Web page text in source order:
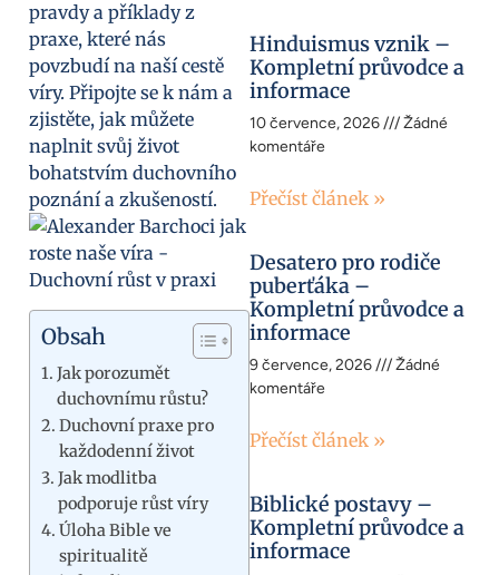
pravdy a příklady z
praxe, které nás
povzbudí na naší cestě
víry. Připojte se k nám a
zjistěte, jak můžete
naplnit svůj život
bohatstvím duchovního
poznání a zkušeností.
Obsah
Jak porozumět
duchovnímu růstu?
Duchovní praxe pro
každodenní život
Jak modlitba
podporuje růst víry
Úloha Bible ve
spiritualitě
Hinduismus vznik –
Kompletní průvodce a
informace
10 července, 2026
Žádné
komentáře
Přečíst článek »
Desatero pro rodiče
puberťáka –
Kompletní průvodce a
informace
9 července, 2026
Žádné
komentáře
Přečíst článek »
Biblické postavy –
Kompletní průvodce a
informace